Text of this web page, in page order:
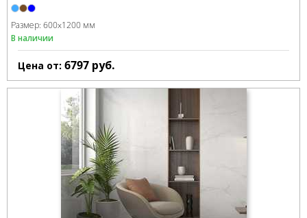
Размер: 600x1200 мм
В наличии
Цена от: 6797 руб.